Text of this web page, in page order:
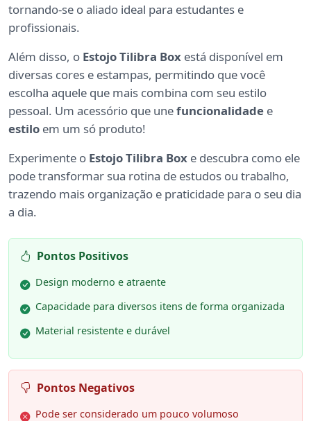
tornando-se o aliado ideal para estudantes e
profissionais.
Além disso, o Estojo Tilibra Box está disponível em
diversas cores e estampas, permitindo que você
escolha aquele que mais combina com seu estilo
pessoal. Um acessório que unefuncionalidade e
estilo em um só produto!
Experimente o Estojo Tilibra Box e descubra como ele
pode transformar sua rotina de estudos ou trabalho,
trazendo mais organização e praticidade para o seu dia
a dia.
Pontos Positivos
Design moderno e atraente
Capacidade para diversos itens de forma organizada
Material resistente e durável
Pontos Negativos
Pode ser considerado um pouco volumoso